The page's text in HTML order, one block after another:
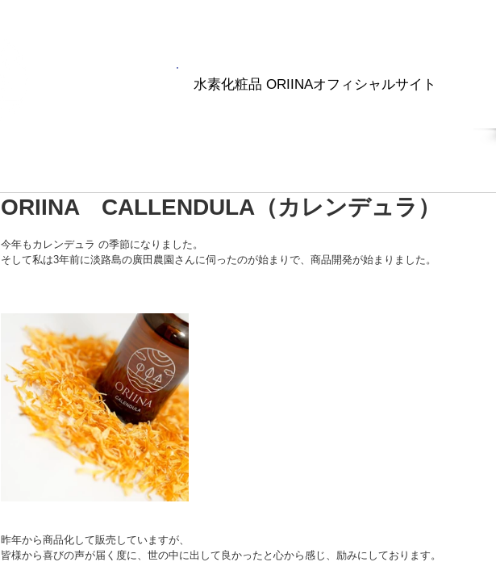
水素化粧品 ORIINAオフィシャルサイト
ORIINA CALLENDULA（カレンデュラ）
今年もカレンデュラ の季節になりました。
そして私は3年前に淡路島の廣田農園さんに伺ったのが始まりで、商品開発が始まりました。
昨年から商品化して販売していますが、
皆様から喜びの声が届く度に、世の中に出して良かったと心から感じ、励みにしております。